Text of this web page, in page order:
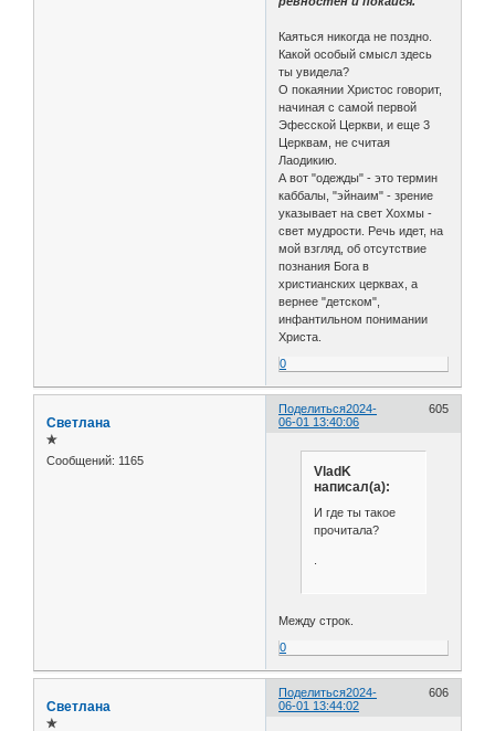
Каяться никогда не поздно.
Какой особый смысл здесь
ты увидела?
О покаянии Христос говорит,
начиная с самой первой
Эфесской Церкви, и еще 3
Церквам, не считая
Лаодикию.
А вот "одежды" - это термин
каббалы, "эйнаим" - зрение
указывает на свет Хохмы -
свет мудрости. Речь идет, на
мой взгляд, об отсутствие
познания Бога в
христианских церквах, а
вернее "детском",
инфантильном понимании
Христа.
0
Поделиться 605
2024-
06-01 13:40:06
Светлана
✯
Сообщений: 1165
VladK
написал(а):
И где ты такое
прочитала?
Между строк.
0
Поделиться 606
2024-
06-01 13:44:02
Светлана
✯